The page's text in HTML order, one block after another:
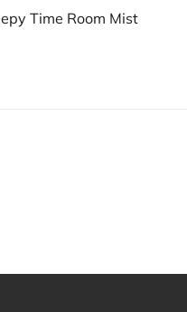
Time Room Mist